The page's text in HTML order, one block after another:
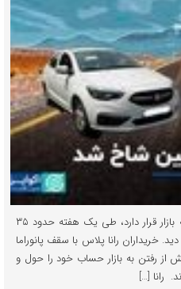
این خودرو که به طور معمول در حاشیه بازار قرار دارد، طی یک هفته حدود ۳۵
خریداران رانا پلاس با سقف پانوراما
رفتن به بازار حساب خود را حول و